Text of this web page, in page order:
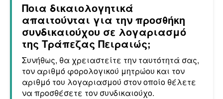
Ποια δικαιολογητικά
απαιτούνται για την προσθήκη
συνδικαιούχου σε λογαριασμό
της Τράπεζας Πειραιώς;
Συνήθως, θα χρειαστείτε την ταυτότητά σας,
τον αριθμό φορολογικού μητρώου και τον
αριθμό του λογαριασμού στον οποίο θέλετε
να προσθέσετε τον συνδικαιούχο.